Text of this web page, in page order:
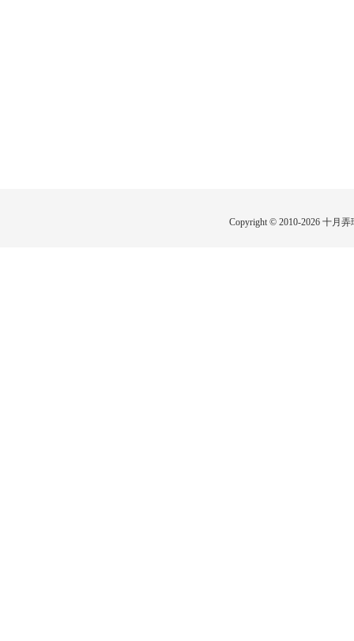
Copyright © 2010-2026 十月